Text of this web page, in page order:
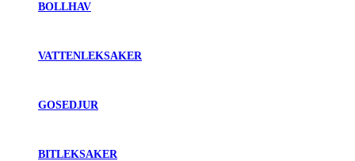
BOLLHAV
VATTENLEKSAKER
GOSEDJUR
BITLEKSAKER